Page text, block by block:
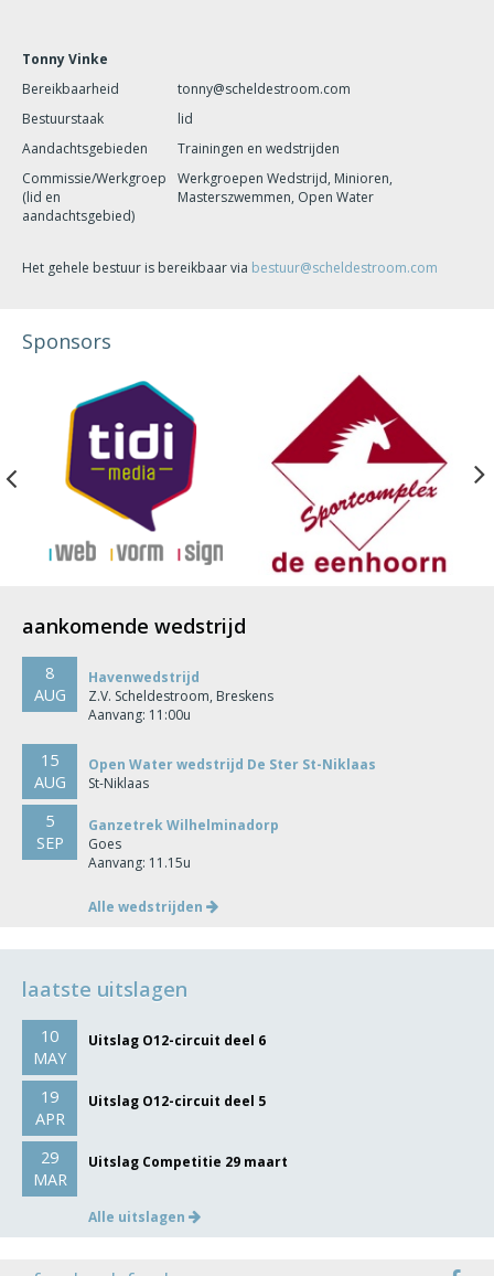
Tonny Vinke
Bereikbaarheid
tonny@scheldestroom.com
Bestuurstaak
lid
Aandachtsgebieden
Trainingen en wedstrijden
Commissie/Werkgroep
(lid en
aandachtsgebied)
Werkgroepen Wedstrijd, Minioren,
Masterszwemmen, Open Water
Het gehele bestuur is bereikbaar via bestuur@scheldestroom.com
Sponsors
Previous
aankomende wedstrijd
8
AUG
Havenwedstrijd
Z.V. Scheldestroom, Breskens
Aanvang: 11:00u
15
AUG
Open Water wedstrijd De Ster St-Niklaas
St-Niklaas
5
SEP
Ganzetrek Wilhelminadorp
Goes
Aanvang: 11.15u
Alle wedstrijden
laatste uitslagen
10
MAY
Uitslag O12-circuit deel 6
19
APR
Uitslag O12-circuit deel 5
29
MAR
Uitslag Competitie 29 maart
Alle uitslagen